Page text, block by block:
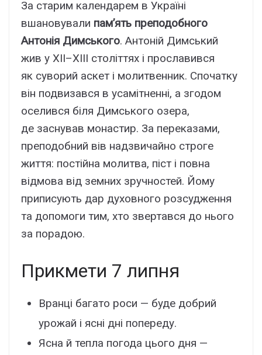
За старим календарем в Україні
вшановували пам’ять преподобного
Антонія Димського. Антоній Димський
жив у XII–XIII століттях і прославився
як суворий аскет і молитвенник. Спочатку
він подвизався в усамітненні, а згодом
оселився біля Димського озера,
де заснував монастир. За переказами,
преподобний вів надзвичайно строге
життя: постійна молитва, піст і повна
відмова від земних зручностей. Йому
приписують дар духовного розсудження
та допомоги тим, хто звертався до нього
за порадою.
Прикмети 7 липня
Вранці багато роси — буде добрий
урожай і ясні дні попереду.
Ясна й тепла погода цього дня —